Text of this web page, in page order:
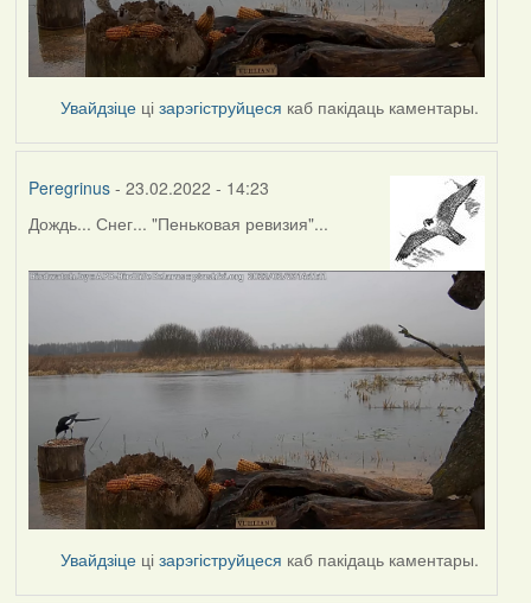
Увайдзіце цізарэгіструйцеся каб пакідаць каментары.
Peregrinus- 23.02.2022 - 14:23
Дождь... Снег... "Пеньковая ревизия"...
Увайдзіце цізарэгіструйцеся каб пакідаць каментары.